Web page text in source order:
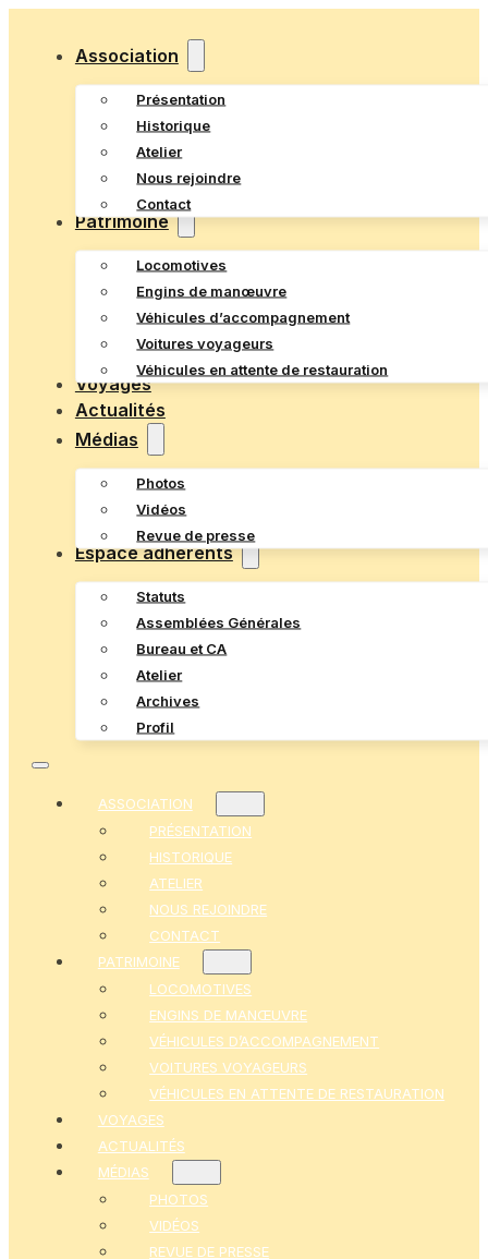
Association
Présentation
Historique
Atelier
Nous rejoindre
Contact
Patrimoine
Locomotives
Engins de manœuvre
Véhicules d’accompagnement
Voitures voyageurs
Véhicules en attente de restauration
Voyages
Actualités
Médias
Photos
Vidéos
Revue de presse
Espace adhérents
Statuts
Assemblées Générales
Bureau et CA
Atelier
Archives
Profil
ASSOCIATION
PRÉSENTATION
HISTORIQUE
ATELIER
NOUS REJOINDRE
CONTACT
PATRIMOINE
LOCOMOTIVES
ENGINS DE MANŒUVRE
VÉHICULES D’ACCOMPAGNEMENT
VOITURES VOYAGEURS
VÉHICULES EN ATTENTE DE RESTAURATION
VOYAGES
ACTUALITÉS
MÉDIAS
PHOTOS
VIDÉOS
REVUE DE PRESSE